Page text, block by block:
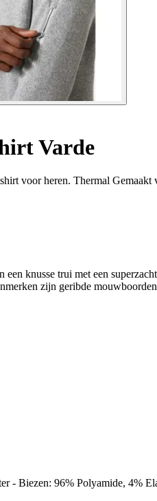
Varde
voor heren. Thermal
knusse trui met een
zijn geribde
- Biezen: 96% Polyamide, 4%